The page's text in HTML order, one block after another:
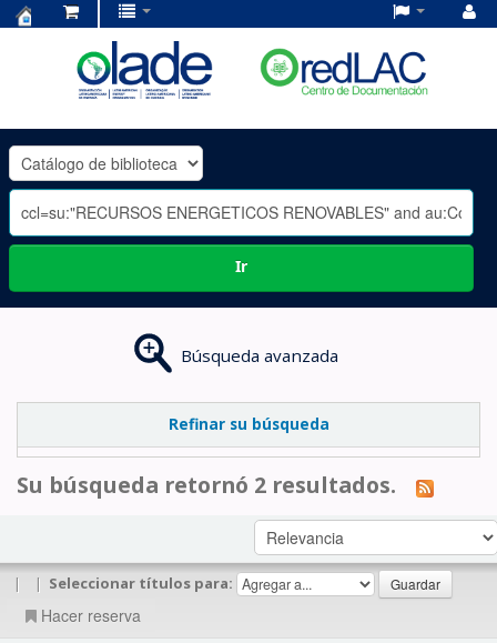
OLADE
-
Ir
Búsqueda avanzada
Refinar su búsqueda
Su búsqueda retornó 2 resultados.
| | Seleccionar títulos para:
Hacer reserva